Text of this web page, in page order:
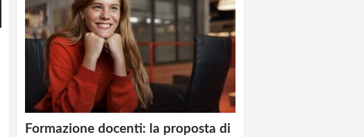
Formazione docenti: la proposta di